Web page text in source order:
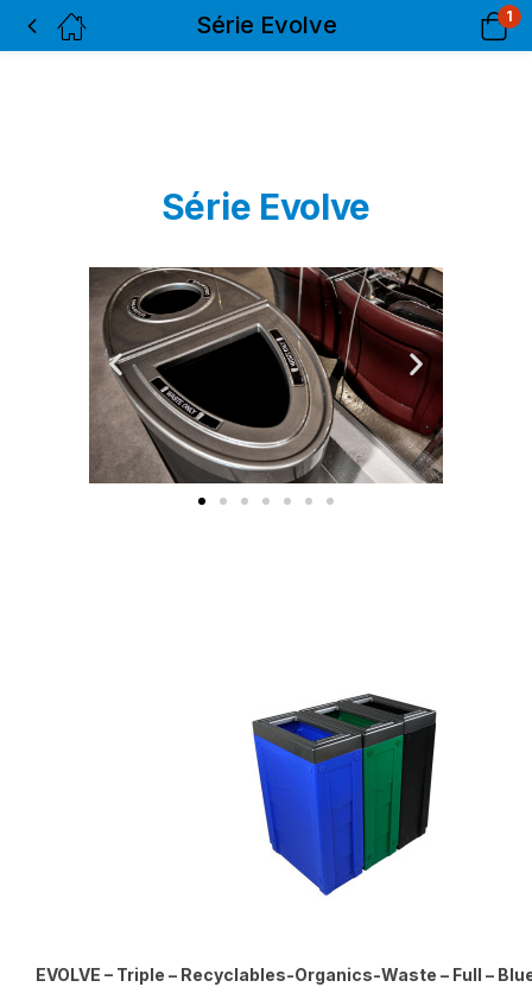
Série Evolve 1
Série Evolve
EVOLVE – Triple – Recyclables-Organics-Waste – Full –